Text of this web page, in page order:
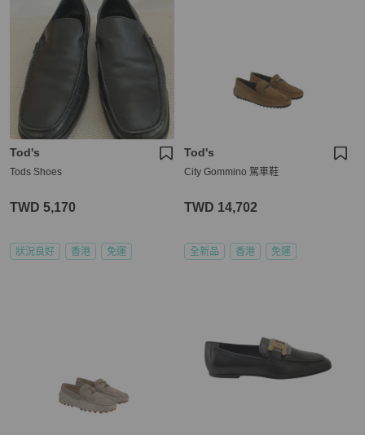
Tod's
Tods Shoes
TWD 5,170
狀況良好 香港 免運
Tod's
City Gommino 駕車鞋
TWD 14,702
全新品 香港 免運